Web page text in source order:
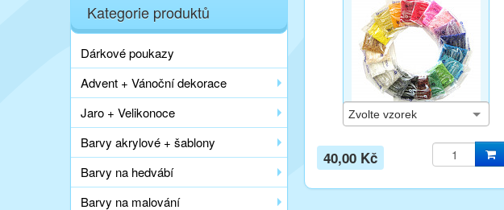
Kategorie produktů
Dárkové poukazy
Advent + Vánoční dekorace
Jaro + Velikonoce
Barvy akrylové + šablony
Barvy na hedvábí
Barvy na malování
40,00 Kč